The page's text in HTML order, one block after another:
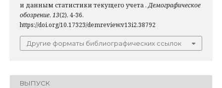
и данным статистики текущего учета .Демографическое
обозрение, 13(2), 4-36.
https://doi.org/10.17323/demreview.v13i2.38792
Другие форматы библиографических ссылок
ВЫПУСК